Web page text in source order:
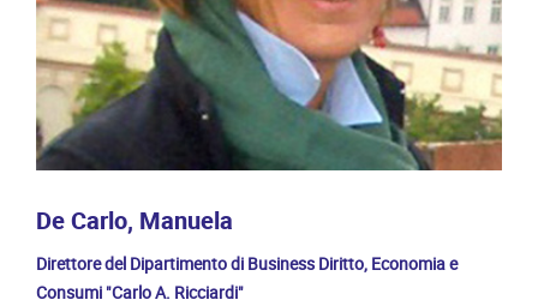
De Carlo, Manuela
Direttore del Dipartimento di Business Diritto, Economia e
Consumi "Carlo A. Ricciardi"